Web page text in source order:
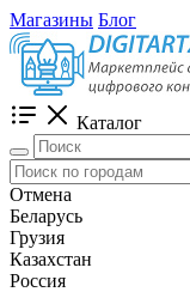
Магазины Блог
Каталог
Отмена
Беларусь
Грузия
Казахстан
Россия